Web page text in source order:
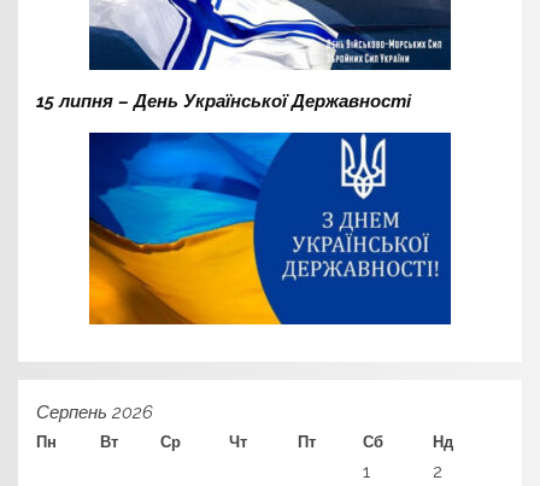
15 липня – День Української Державності
Серпень 2026
Пн Вт Ср Чт Пт Сб Нд
1
2